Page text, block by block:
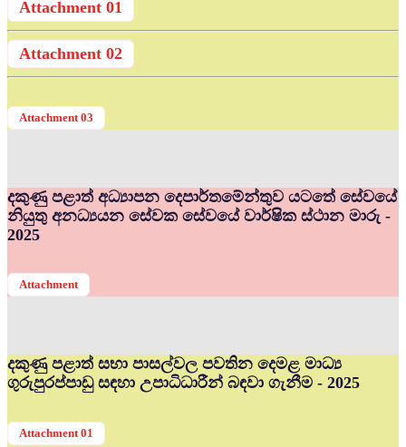
Attachment 01
Attachment 02
Attachment 03
දකුණු පළාත් අධ්‍යාපන දෙපාර්තමේන්තුව යටතේ සේවයේ
නියුතු අනධ්‍යයන සේවක සේවයේ වාර්ෂික ස්ථාන මාරු -
2025
Attachment
දකුණු පළාත් සභා පාසල්වල පවතින දෙමළ මාධ්‍ය
ගුරුපුරප්පාඩු සඳහා උපාධිධාරීන් බඳවා ගැනීම - 2025
Attachment 01